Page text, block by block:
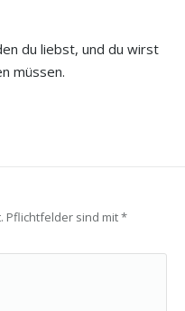
du liebst, und du wirst
müssen.
Pflichtfelder sind mit*